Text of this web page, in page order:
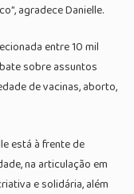
agradece Danielle.
entre 10 mil
sobre assuntos
de vacinas, aborto,
está à frente de
na articulação em
e solidária, além